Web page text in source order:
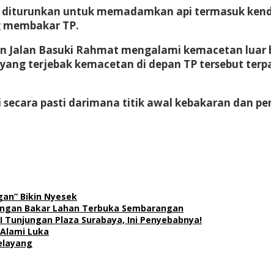
untuk memadamkan api termasuk
TP.
Basuki Rahmat mengalami kemacetan
terjebak kemacetan di depan TP tersebut
pasti darimana titik awal kebakaran dan
Bikin Nyesek
Bakar Lahan Terbuka Sembarangan
Plaza Surabaya, Ini Penyebabnya!
Luka